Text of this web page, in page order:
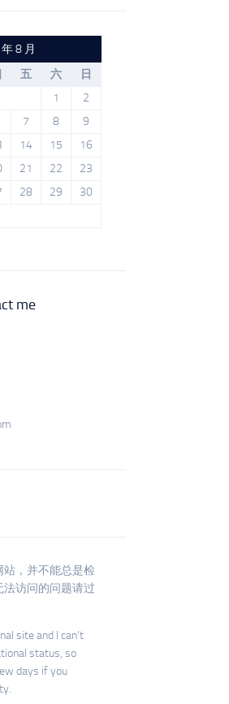
8 月
五 六
日
1
2
7 8
9
14 15
16
21 22
23
28 29
30
me
，并不能总是检
访问的问题请过
site and I can’t
status, so
days if you